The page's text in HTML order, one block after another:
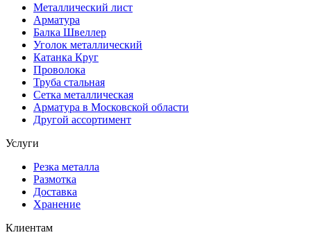
Металлический лист
Арматура
Балка Швеллер
Уголок металлический
Катанка Круг
Проволока
Труба стальная
Сетка металлическая
Арматура в Московской области
Другой ассортимент
Услуги
Резка металла
Размотка
Доставка
Хранение
Клиентам